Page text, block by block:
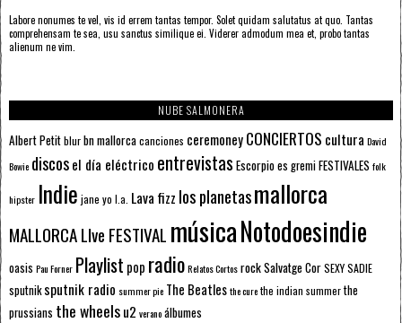
Labore nonumes te vel, vis id errem tantas tempor. Solet quidam salutatus at quo. Tantas
comprehensam te sea, usu sanctus similique ei. Viderer admodum mea et, probo tantas
alienum ne vim.
NUBE SALMONERA
Albert Petitblurbn mallorcacanciones ceremoneyCONCIERTOS cultura David
Bowie discosel día eléctrico entrevistas Escorpioes gremiFESTIVALES folk
hipster Indie jane yo l.a. Lava fizz los planetasmallorca
MALLORCA LIve FESTIVAL músicaNotodoesindie
oasis Pau Forner Playlist pop radioRelatos CortosrockSalvatge CorSEXY SADIE
sputnik sputnik radio summer pie The Beatlesthe curethe indian summerthe
prussians the wheelsu2 veranoálbumes